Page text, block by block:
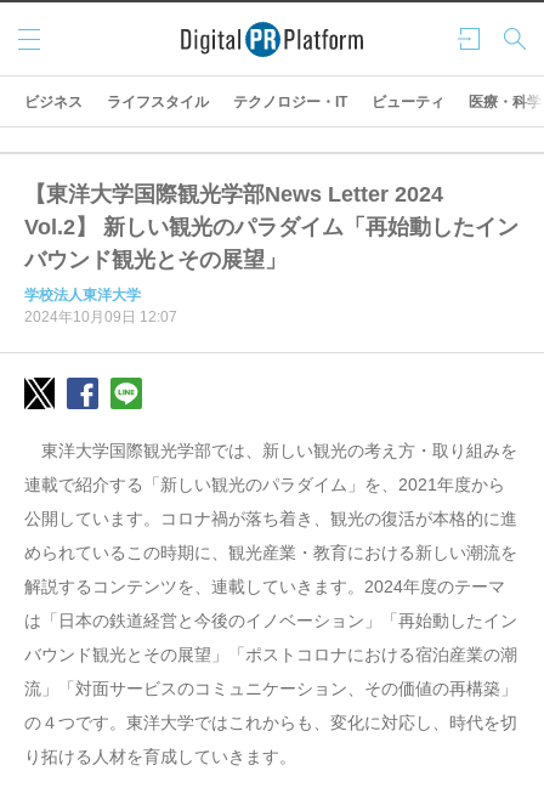
ログ
イン
検索
メニ
ュー
ビジネス ライフスタイル テクノロジー・IT ビューティ 医療・科学
【東洋大学国際観光学部News Letter 2024
Vol.2】 新しい観光のパラダイム「再始動したイン
バウンド観光とその展望」
学校法人東洋大学
2024年10月09日 12:07
東洋大学国際観光学部では、新しい観光の考え方・取り組みを
連載で紹介する「新しい観光のパラダイム」を、2021年度から
公開しています。コロナ禍が落ち着き、観光の復活が本格的に進
められているこの時期に、観光産業・教育における新しい潮流を
解説するコンテンツを、連載していきます。2024年度のテーマ
は「日本の鉄道経営と今後のイノベーション」「再始動したイン
バウンド観光とその展望」「ポストコロナにおける宿泊産業の潮
流」「対面サービスのコミュニケーション、その価値の再構築」
の４つです。東洋大学ではこれからも、変化に対応し、時代を切
り拓ける人材を育成していきます。